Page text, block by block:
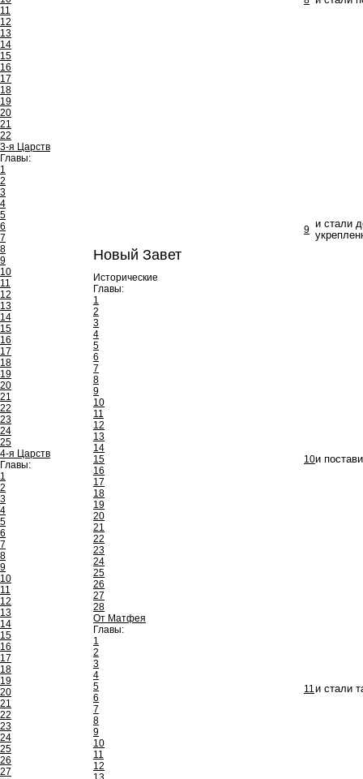
11
12
13
14
15
16
17
18
19
20
21
22
3-я Царств
Главы:
1
2
3
4
5
6
7
8
9
10
11
12
13
14
15
16
17
18
19
20
21
22
23
24
25
4-я Царств
Главы:
1
2
3
4
5
6
7
8
9
10
11
12
13
14
15
16
17
18
19
20
21
22
23
24
25
26
27
Новый Завет
Исторические
Главы:
1
2
3
4
5
6
7
8
9
10
11
12
13
14
15
16
17
18
19
20
21
22
23
24
25
26
27
28
От Матфея
Главы:
1
2
3
4
5
6
7
8
9
10
11
12
9 и стали
10и
11и стали